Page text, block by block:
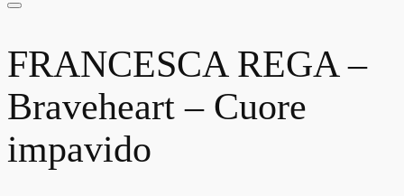
FRANCESCA REGA –
Braveheart – Cuore
impavido